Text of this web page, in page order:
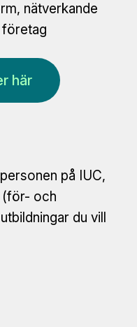
nätverkande
företag
här
på IUC,
(för- och
du vill